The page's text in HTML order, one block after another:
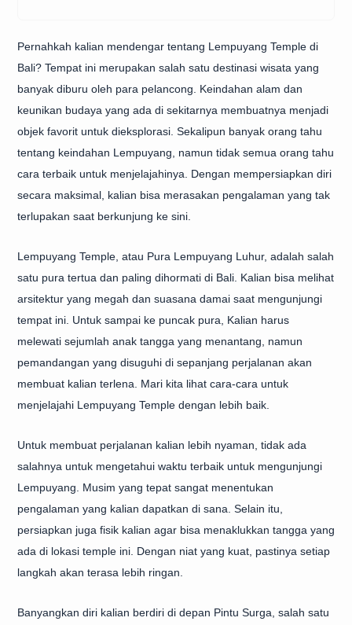
Pernahkah kalian mendengar tentang Lempuyang Temple di
Bali? Tempat ini merupakan salah satu destinasi wisata yang
banyak diburu oleh para pelancong. Keindahan alam dan
keunikan budaya yang ada di sekitarnya membuatnya menjadi
objek favorit untuk dieksplorasi. Sekalipun banyak orang tahu
tentang keindahan Lempuyang, namun tidak semua orang tahu
cara terbaik untuk menjelajahinya. Dengan mempersiapkan diri
secara maksimal, kalian bisa merasakan pengalaman yang tak
terlupakan saat berkunjung ke sini.
Lempuyang Temple, atau Pura Lempuyang Luhur, adalah salah
satu pura tertua dan paling dihormati di Bali. Kalian bisa melihat
arsitektur yang megah dan suasana damai saat mengunjungi
tempat ini. Untuk sampai ke puncak pura, Kalian harus
melewati sejumlah anak tangga yang menantang, namun
pemandangan yang disuguhi di sepanjang perjalanan akan
membuat kalian terlena. Mari kita lihat cara-cara untuk
menjelajahi Lempuyang Temple dengan lebih baik.
Untuk membuat perjalanan kalian lebih nyaman, tidak ada
salahnya untuk mengetahui waktu terbaik untuk mengunjungi
Lempuyang. Musim yang tepat sangat menentukan
pengalaman yang kalian dapatkan di sana. Selain itu,
persiapkan juga fisik kalian agar bisa menaklukkan tangga yang
ada di lokasi temple ini. Dengan niat yang kuat, pastinya setiap
langkah akan terasa lebih ringan.
Banyangkan diri kalian berdiri di depan Pintu Surga, salah satu